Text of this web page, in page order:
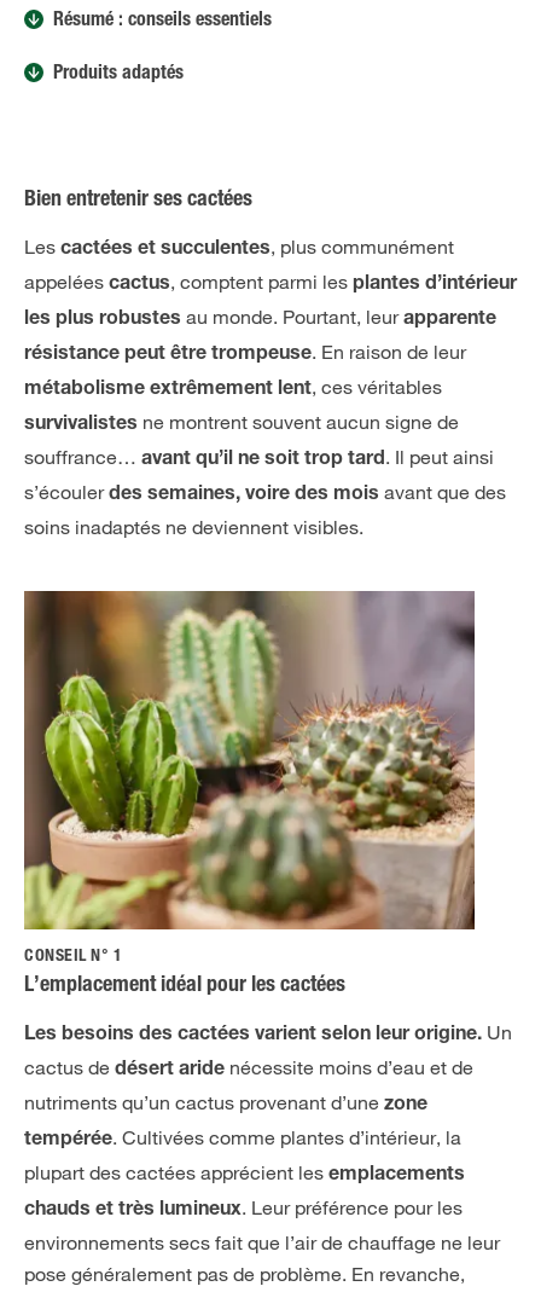
Résumé : conseils essentiels
Produits adaptés
Bien entretenir ses cactées
Les cactées et succulentes, plus communément
appelées cactus, comptent parmi les plantes d’intérieur
les plus robustes au monde. Pourtant, leurapparente
résistance peut être trompeuse. En raison de leur
métabolisme extrêmement lent, ces véritables
survivalistes ne montrent souvent aucun signe de
souffrance… avant qu’il ne soit trop tard. Il peut ainsi
s’écoulerdes semaines, voire des mois avant que des
soins inadaptés ne deviennent visibles.
CONSEIL N° 1
L’emplacement idéal pour les cactées
Les besoins des cactées varient selon leur origine. Un
cactus de désert aride nécessite moins d’eau et de
nutriments qu’un cactus provenant d’une zone
tempérée. Cultivées comme plantes d’intérieur, la
plupart des cactées apprécient les emplacements
chauds et très lumineux. Leur préférence pour les
environnements secs fait que l’air de chauffage ne leur
pose généralement pas de problème. En revanche,